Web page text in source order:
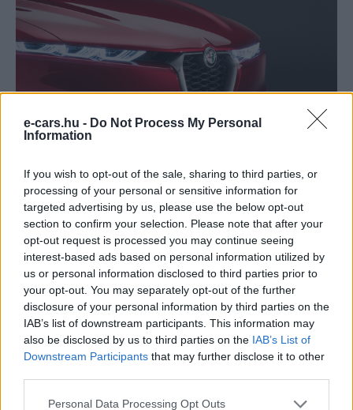
e-cars.hu - Do Not Process My Personal
Information
If you wish to opt-out of the sale, sharing to third parties, or
processing of your personal or sensitive information for
targeted advertising by us, please use the below opt-out
section to confirm your selection. Please note that after your
opt-out request is processed you may continue seeing
interest-based ads based on personal information utilized by
us or personal information disclosed to third parties prior to
your opt-out. You may separately opt-out of the further
disclosure of your personal information by third parties on the
IAB’s list of downstream participants. This information may
also be disclosed by us to third parties on the IAB’s List of
Downstream Participants that may further disclose it to other
Personal Data Processing Opt Outs
Kövesd az e-cars.hu-t a Facebookon is, további
tartalmakért!
CÍMKÉK Alfa Romeo e-mobilitás
Elektromobilitás
Elektromos autó
mito stellantis tisztán elektromos autó